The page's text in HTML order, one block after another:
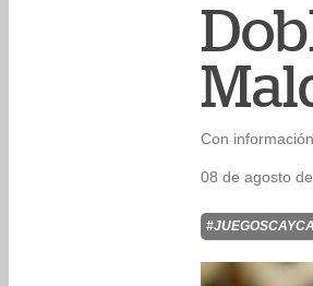
Con
08 de agosto